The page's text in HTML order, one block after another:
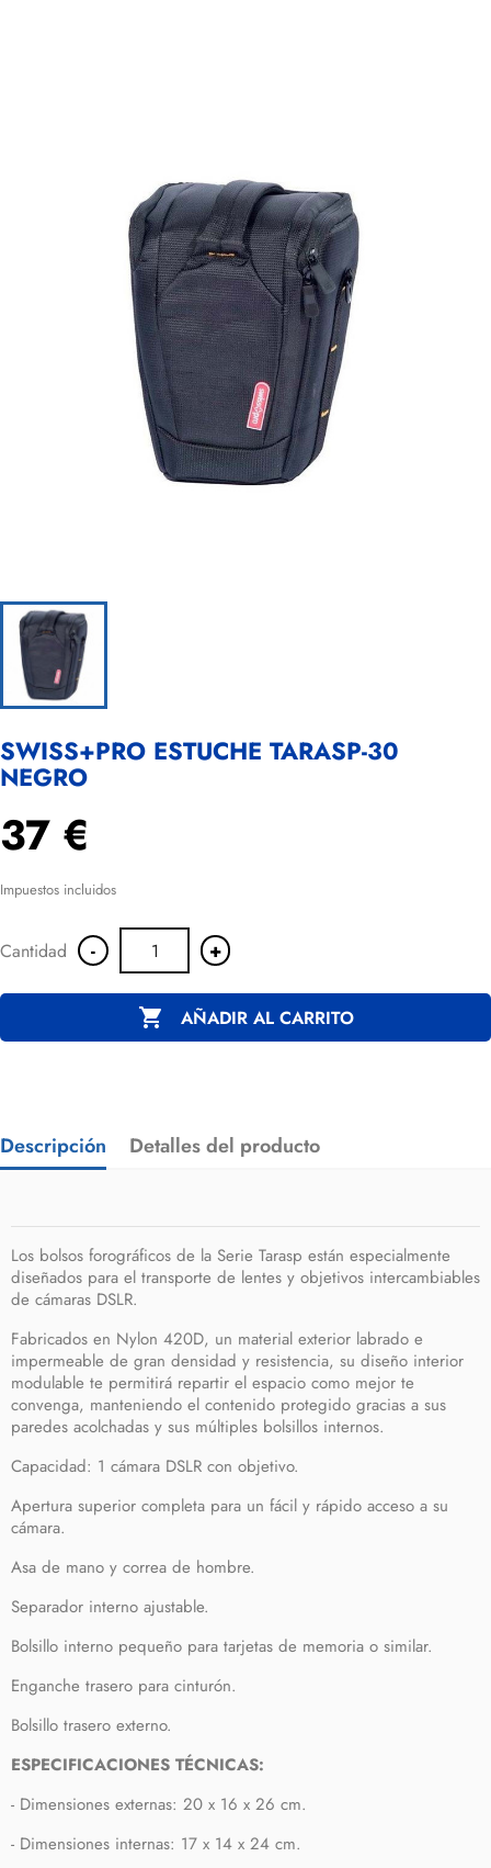
SWISS+PRO ESTUCHE TARASP-30
NEGRO
37 €
Impuestos incluidos
Cantidad - +
 AÑADIR AL CARRITO
Descripción Detalles del producto
Los bolsos forográficos de la Serie Tarasp están especialmente
diseñados para el transporte de lentes y objetivos intercambiables
de cámaras DSLR.
Fabricados en Nylon 420D, un material exterior labrado e
impermeable de gran densidad y resistencia, su diseño interior
modulable te permitirá repartir el espacio como mejor te
convenga, manteniendo el contenido protegido gracias a sus
paredes acolchadas y sus múltiples bolsillos internos.
Capacidad: 1 cámara DSLR con objetivo.
Apertura superior completa para un fácil y rápido acceso a su
cámara.
Asa de mano y correa de hombre.
Separador interno ajustable.
Bolsillo interno pequeño para tarjetas de memoria o similar.
Enganche trasero para cinturón.
Bolsillo trasero externo.
ESPECIFICACIONES TÉCNICAS:
- Dimensiones externas: 20 x 16 x 26 cm.
- Dimensiones internas: 17 x 14 x 24 cm.